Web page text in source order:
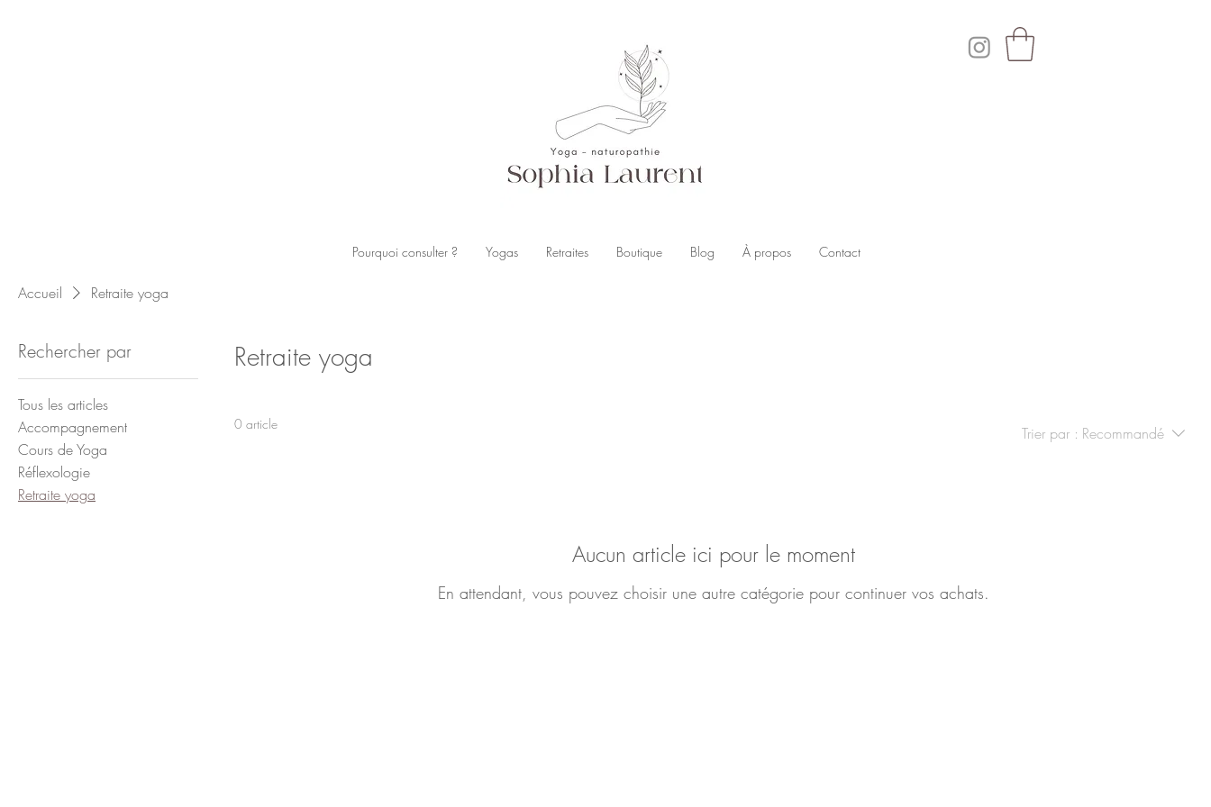
Pourquoi consulter ? Yogas Retraites Boutique Blog À propos Contact
Accueil Retraite yoga
Rechercher par
Tous les articles
Accompagnement
Cours de Yoga
Réflexologie
Retraite yoga
Retraite yoga
0 article Trier par : Recommandé
Aucun article ici pour le moment
En attendant, vous pouvez choisir une autre catégorie pour continuer vos achats.